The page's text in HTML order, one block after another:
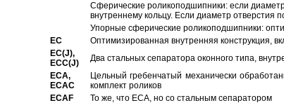
Сферические роликоподшипники: если
внутреннему кольцу. Если диаметр отверстия
Упорные сферические роликоподшипники:
EC
Oптимизированная внутренняя конструкция,
EC(J),
ECC(J)
Два стальных сепаратора оконного типа,
ECA,
ECAC
Цельный гребенчатый механически
комплект роликов
ECAF
То же, что ECA, но со стальным сепаратором